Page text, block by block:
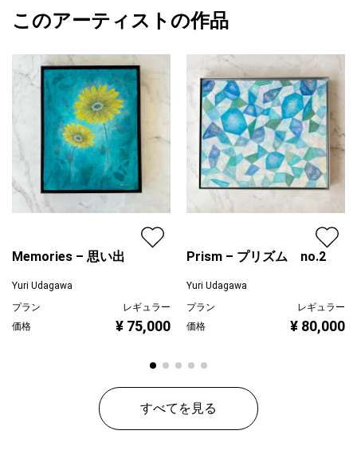
カラー
赤
ジャンル
花・植物
配送目安
二週間以内
一瞬の輝きを大事にしたく、全てペインティングナイフで描いて
Yuri Udagawa
このアーティストの作品
Memories – 思い出
Yuri Udagawa
プラン
レギュラー
価格
¥ 75,000
Prism – プリズム no.2
Yuri Udagawa
プラン
レギュラー
価格
¥ 80,000
すべてを見る